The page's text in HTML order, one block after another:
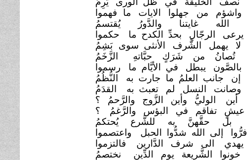
واشؤم من جهلوا الايات ما
فهموا
الله غايتنا والدَّورُ يُقتسمُ
يرعى الرجّالِ بحدِّ الكدح ما
حكموا
لا يهمل الشَّرف الأنثى سوى بَشِمُ
تُصانُ من شَرَكٍ حبَّاتهِ
الزَّخَمُ
بالصَّون يبطل في الأيَّام ما
رسموا
إن جانب العلمُ ما جارت به
النُّظُمُ
وصانت النسل لم تعبث به
القدَمُ
أين الوليُّ وأين الزَّوج والرَّحمُ ؟
عيشٍ تفاقم في البؤس والرَّغمُ
؟
بل حقَّهنَّ به للشَّرع
يُحتكمُ
فرُّوا إلى الله شدُّوا الحبل
واعتصموا
يهدي الى شرف الدَّارين
فالتزموا
خونوا الشَّريعة يوم الدِّين
نختصمُ